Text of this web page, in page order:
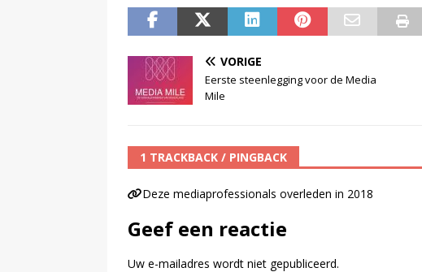
VORIGE
Eerste steenlegging voor de Media
Mile
1 TRACKBACK / PINGBACK
Deze mediaprofessionals overleden in 2018
Geef een reactie
Uw e-mailadres wordt niet gepubliceerd.